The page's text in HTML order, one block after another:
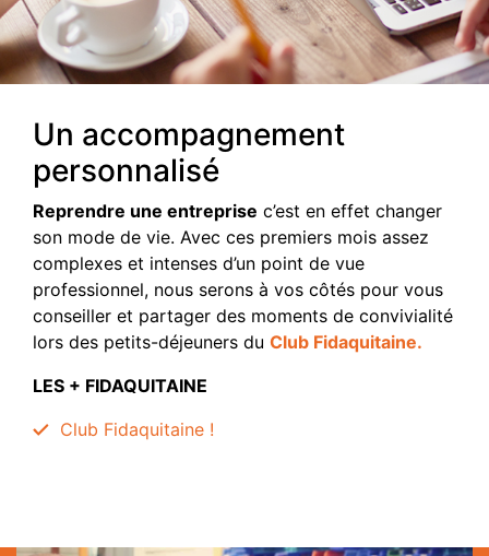
Un accompagnement
personnalisé
Reprendre une entreprise c’est en effet changer
son mode de vie. Avec ces premiers mois assez
complexes et intenses d’un point de vue
professionnel, nous serons à vos côtés pour vous
conseiller et partager des moments de convivialité
lors des petits-déjeuners du Club Fidaquitaine.
LES + FIDAQUITAINE
Club Fidaquitaine !